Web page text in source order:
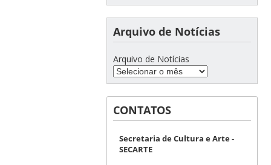
Arquivo de Notícias
Arquivo de Notícias
CONTATOS
Secretaria de Cultura e Arte -
SECARTE